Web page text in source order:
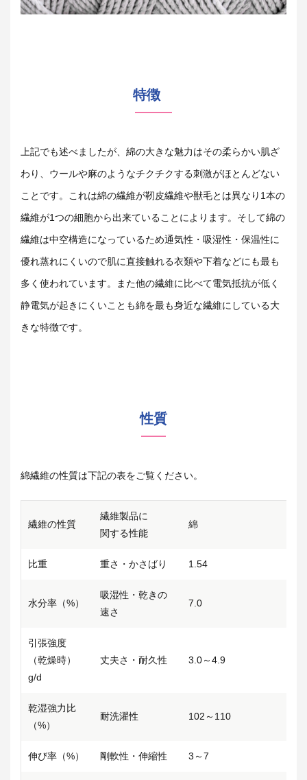
特徴
上記でも述べましたが、綿の大きな魅力はその柔らかい肌ざ
わり、ウールや麻のようなチクチクする刺激がほとんどない
ことです。これは綿の繊維が靭皮繊維や獣毛とは異なり 1本の
繊維が1つの細胞から出来ていることによります。そして綿の
繊維は中空構造になっているため通気性・吸湿性・保温性に
優れ蒸れにくいので肌に直接触れる衣類や下着などにも最も
多く使われています。また他の繊維に比べて電気抵抗が低く
静電気が起きにくいことも綿を最も身近な繊維にしている大
きな特徴です。
性質
綿繊維の性質は下記の表をご覧ください。
繊維の性質
繊維製品に
関する性能
綿
比重 重さ・かさばり 1.54
水分率（%）
吸湿性・乾きの
速さ
7.0
引張強度
（乾燥時）
g/d
丈夫さ・耐久性 3.0～4.9
乾湿強力比
（%）
耐洗濯性 102～110
伸び率（%） 剛軟性・伸縮性 3～7